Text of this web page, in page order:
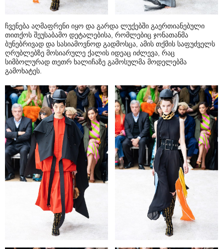
ჩვენება აღმაფრენი იყო და გარდა ლუქებში გაერთიანებული
თითქოს შეუსაბამო დეტალებისა, რომლებიც ჯონათანმა
ბუნებრივად და სასიამოვნოდ გადმოსცა, ამის თქმის საფუძველს
ღრუბლებზე მოსიარულე ქალის იდეაც იძლევა, რაც
სიმბოლურად თეთრ ხალიჩაზე გამოსულმა მოდელებმა
გამოხატეს.